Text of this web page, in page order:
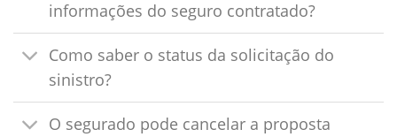
informações do seguro contratado?
Como saber o status da solicitação do
sinistro?
O segurado pode cancelar a proposta